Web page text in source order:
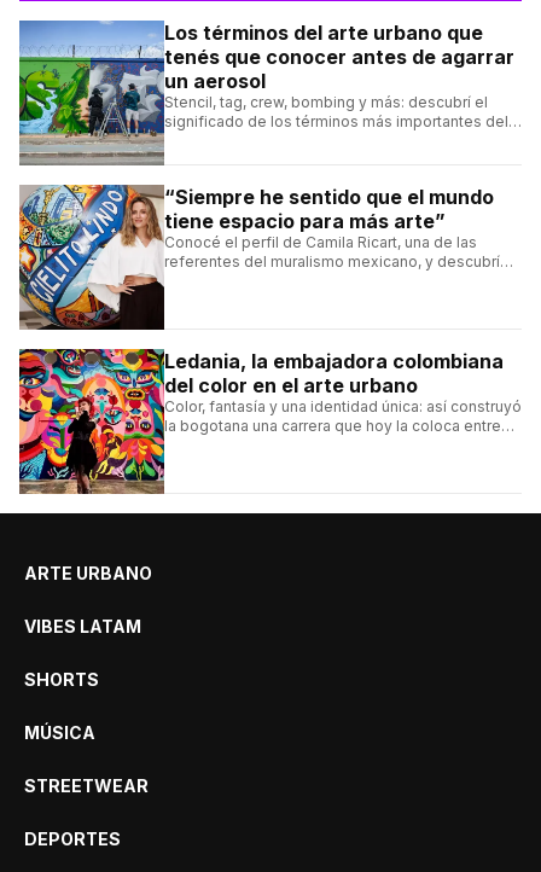
Los términos del arte urbano que
tenés que conocer antes de agarrar
un aerosol
Stencil, tag, crew, bombing y más: descubrí el
significado de los términos más importantes del
“Siempre he sentido que el mundo
tiene espacio para más arte”
Conocé el perfil de Camila Ricart, una de las
referentes del muralismo mexicano, y descubrí
Ledania, la embajadora colombiana
del color en el arte urbano
Color, fantasía y una identidad única: así construyó
la bogotana una carrera que hoy la coloca entre
ARTE URBANO
VIBES LATAM
SHORTS
MÚSICA
STREETWEAR
DEPORTES